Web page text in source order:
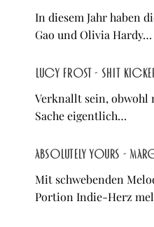
In diesem Jahr haben
Gao und Olivia Hardy…
Lucy Frost - Shit
Verknallt sein, obwohl
Sache eigentlich…
Absolutely Yours -
Mit schwebenden
Portion Indie-Herz